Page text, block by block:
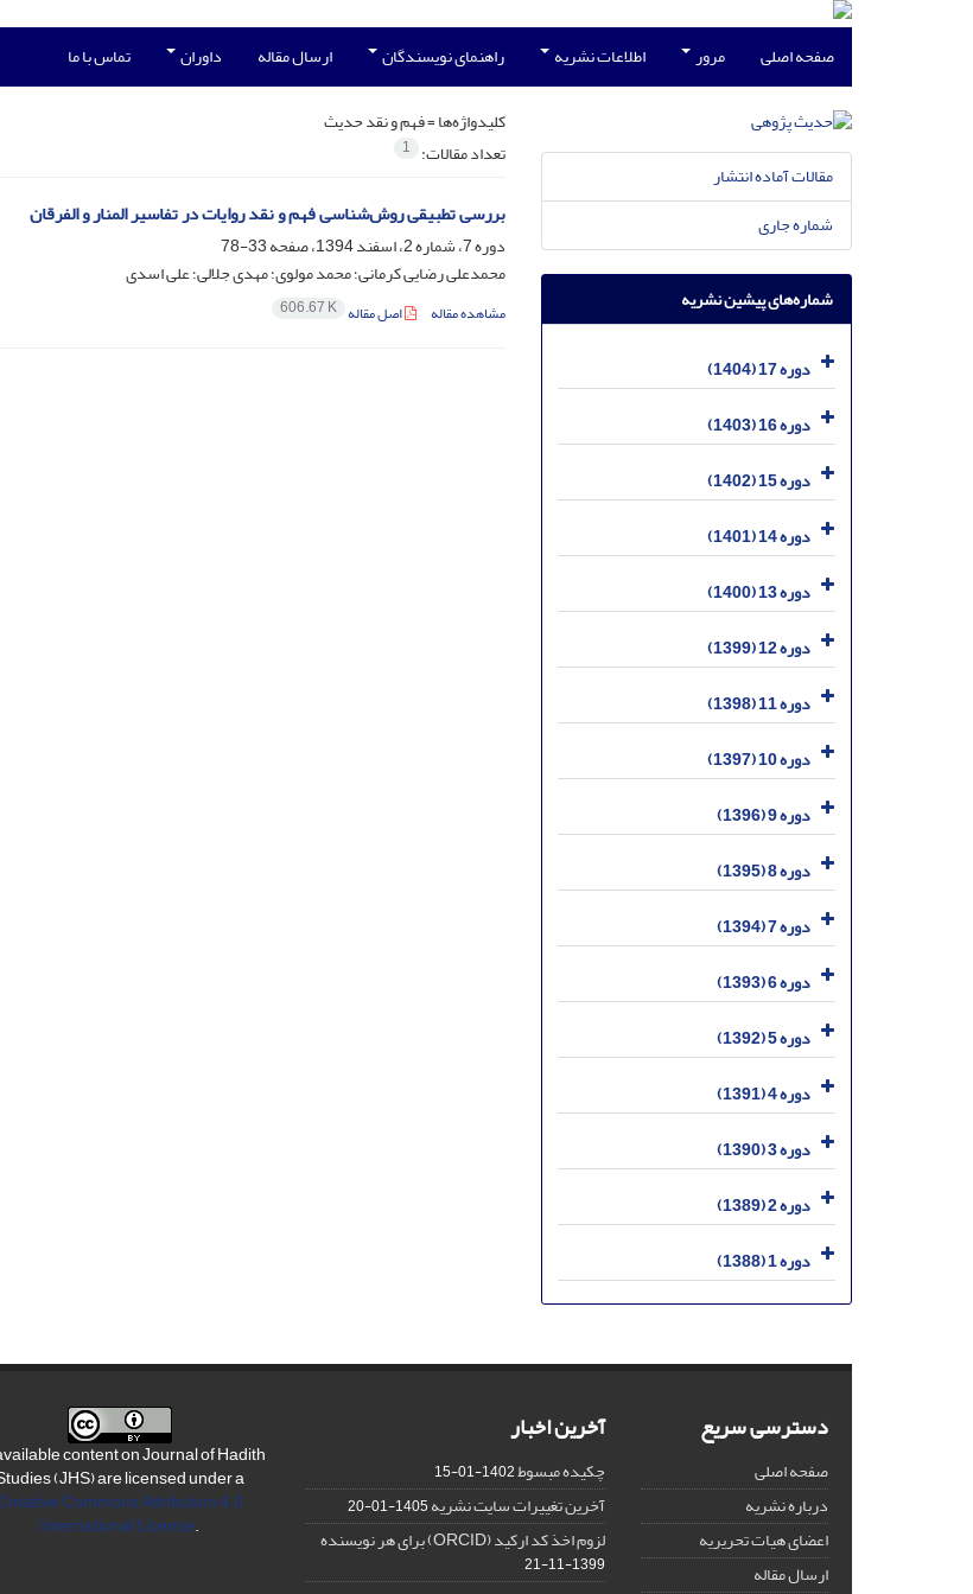
صفحه اصلی مرور اطلاعات نشریه راهنمای نویسندگان ارسال مقاله داوران تماس با ما
کلیدواژه‌ها =فهم و نقد حدیث
تعداد مقالات: 1
بررسی تطبیقی روش‌شناسی فهم و نقد روایات در تفاسیر المنار و الفرقان
دوره 7، شماره 2، اسفند 1394، صفحه
33-78
محمدعلی رضایی کرمانی؛ محمد مولوی؛ مهدی جلالی؛ علی اسدی
مشاهده مقاله اصل مقاله 606.67 K
مقالات آماده انتشار
شماره جاری
شماره‌های پیشین نشریه
دوره 17 (1404)
دوره 16 (1403)
دوره 15 (1402)
دوره 14 (1401)
دوره 13 (1400)
دوره 12 (1399)
دوره 11 (1398)
دوره 10 (1397)
دوره 9 (1396)
دوره 8 (1395)
دوره 7 (1394)
دوره 6 (1393)
دوره 5 (1392)
دوره 4 (1391)
دوره 3 (1390)
دوره 2 (1389)
دوره 1 (1388)
دسترسی سریع
صفحه اصلی
درباره نشریه
اعضای هیات تحریریه
ارسال مقاله
آخرین اخبار
چکیده مبسوط1402-01-15
آخرین تغییرات سایت نشریه1405-01-20
لزوم اخذ کد ارکید (ORCID) برای هر نویسنده
1399-11-21
content on Journal of Hadith
(JHS) are licensed under a
Commons Attribution 4.0
International License.